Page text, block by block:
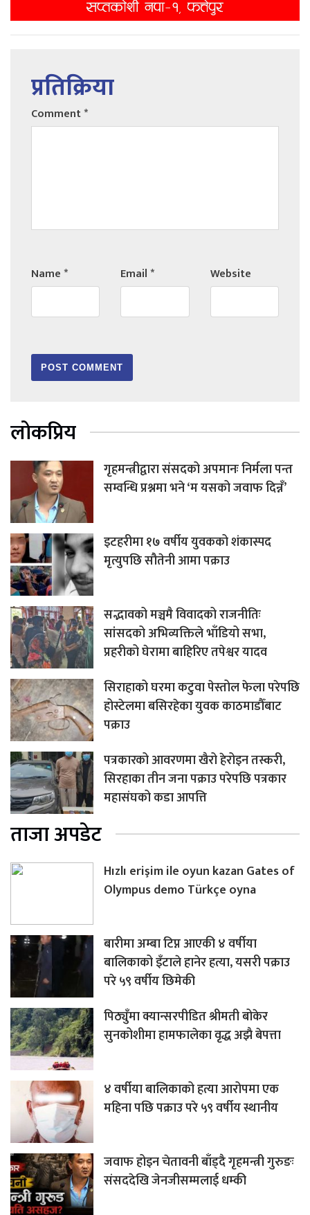
प्रतिक्रिया
Comment*
Name* Email* Website
लोकप्रिय
गृहमन्त्रीद्वारा संसदको अपमानः निर्मला पन्त
सम्वन्धि प्रश्नमा भने ‘म यसको जवाफ दिन्नँ’
इटहरीमा १७ वर्षीय युवकको शंकास्पद
मृत्युपछि सौतेनी आमा पक्राउ
सद्भावको मञ्चमै विवादको राजनीतिः
सांसदको अभिव्यक्तिले भाँडियो सभा,
प्रहरीको घेरामा बाहिरिए तपेश्वर यादव
सिराहाको घरमा कटुवा पेस्तोल फेला परेपछि
होस्टेलमा बसिरहेका युवक काठमाडौँबाट
पक्राउ
पत्रकारको आवरणमा खैरो हेरोइन तस्करी,
सिरहाका तीन जना पक्राउ परेपछि पत्रकार
महासंघको कडा आपत्ति
ताजा अपडेट
Hızlı erişim ile oyun kazan Gates of
Olympus demo Türkçe oyna
बारीमा अम्बा टिप्न आएकी ४ वर्षीया
बालिकाको इँटाले हानेर हत्या, यसरी पक्राउ
परे ५९ वर्षीय छिमेकी
पिठ्युँमा क्यान्सरपीडित श्रीमती बोकेर
सुनकोशीमा हामफालेका वृद्ध अझै बेपत्ता
४ वर्षीया बालिकाको हत्या आरोपमा एक
महिना पछि पक्राउ परे ५९ वर्षीय स्थानीय
जवाफ होइन चेतावनी बाँड्दै गृहमन्त्री गुरुङः
संसददेखि जेनजीसम्मलाई धम्की